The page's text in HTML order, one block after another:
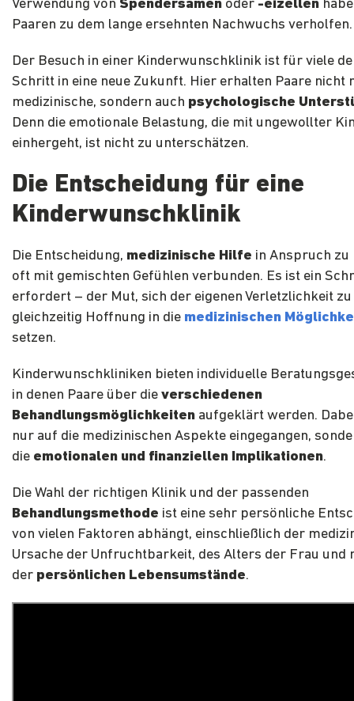
Verwendung von Spendersamen oder -eizellen
Paaren zu dem lange ersehnten Nachwuchs verholfen.
Der Besuch in einer Kinderwunschklinik ist für viele
Schritt in eine neue Zukunft. Hier erhalten Paare nicht
medizinische, sondern auch psychologische
Denn die emotionale Belastung, die mit ungewollter
einhergeht, ist nicht zu unterschätzen.
Die Entscheidung für eine
Kinderwunschklinik
Die Entscheidung, medizinische Hilfe in Anspruch zu
oft mit gemischten Gefühlen verbunden. Es ist ein
erfordert – der Mut, sich der eigenen Verletzlichkeit
gleichzeitig Hoffnung in die medizinischen
setzen.
Kinderwunschkliniken bieten individuelle
in denen Paare über die verschiedenen
Behandlungsmöglichkeiten aufgeklärt werden.
nur auf die medizinischen Aspekte eingegangen,
die emotionalen und finanziellen Implikationen.
Die Wahl der richtigen Klinik und der passenden
Behandlungsmethode ist eine sehr persönliche
von vielen Faktoren abhängt, einschließlich der
Ursache der Unfruchtbarkeit, des Alters der Frau und
der persönlichen Lebensumstände.